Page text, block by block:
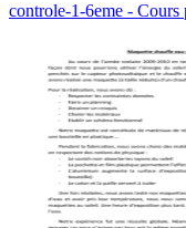
controle-1-6eme - Cours